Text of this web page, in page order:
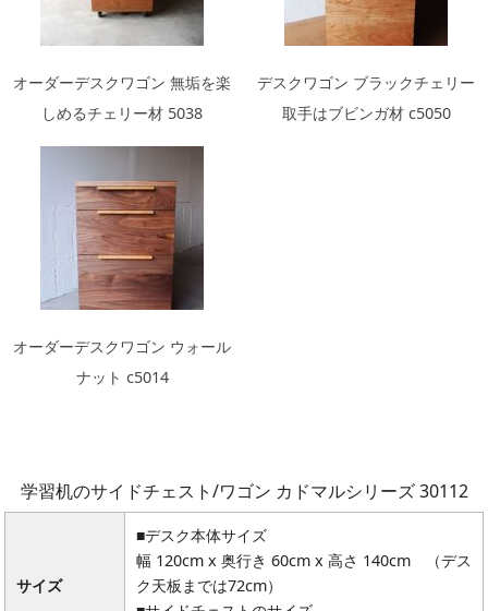
オーダーデスクワゴン 無垢を楽
しめるチェリー材 5038
デスクワゴン ブラックチェリー
取手はブビンガ材 c5050
オーダーデスクワゴン ウォール
ナット c5014
学習机のサイドチェスト/ワゴン カドマルシリーズ 30112
サイズ
■デスク本体サイズ
幅 120cm x 奥行き 60cm x 高さ 140cm （デス
ク天板までは72cm）